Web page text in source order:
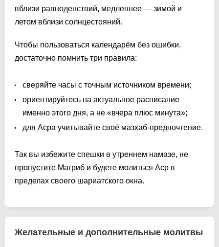
вблизи равноденствий, медленнее — зимой и
летом вблизи солнцестояний.
Чтобы пользоваться календарём без ошибки,
достаточно помнить три правила:
сверяйте часы с точным источником времени;
ориентируйтесь на актуальное расписание
именно этого дня, а не «вчера плюс минута»;
для Асра учитывайте своё мазхаб-предпочтение.
Так вы избежите спешки в утреннем намазе, не
пропустите Магриб и будете молиться Аср в
пределах своего шариатского окна.
Желательные и дополнительные молитвы